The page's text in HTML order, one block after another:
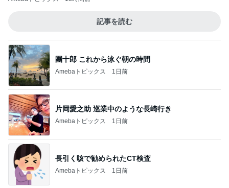
Amebaトピックス 1日前
片岡愛之助 巡業中のような長崎行き
Amebaトピックス 1日前
長引く咳で勧められたCT検査
Amebaトピックス 1日前
趣味で育てたメロンのいいかんじ
Amebaトピックス 20時間前